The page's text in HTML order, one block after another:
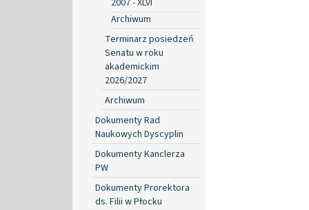
Archiwum
Terminarz posiedzeń
Senatu w roku
akademickim
2026/2027
Archiwum
Dokumenty Rad
Naukowych Dyscyplin
Dokumenty Kanclerza
PW
Dokumenty Prorektora
ds. Filii w Płocku